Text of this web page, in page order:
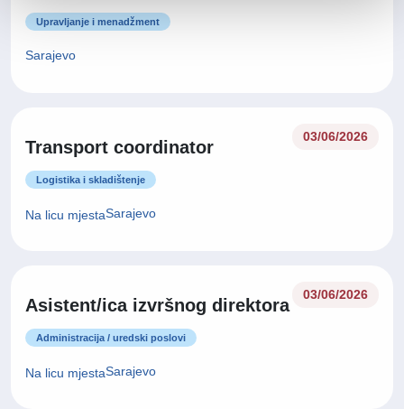
Upravljanje i menadžment
Sarajevo
Transport coordinator
03/06/2026
Logistika i skladištenje
Na licu mjestaSarajevo
Asistent/ica izvršnog direktora
03/06/2026
Administracija / uredski poslovi
Na licu mjestaSarajevo